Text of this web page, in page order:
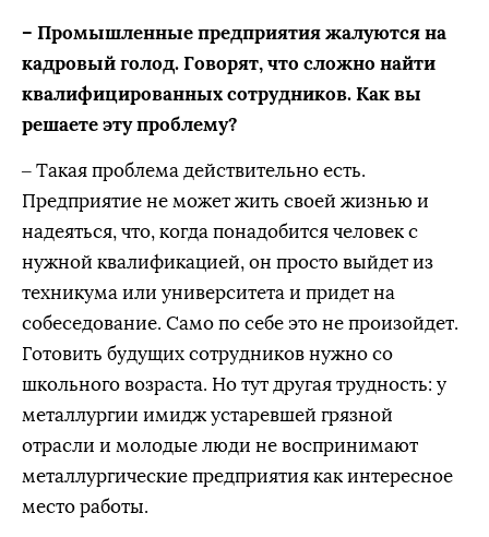
– Промышленные предприятия жалуются на
кадровый голод. Говорят, что сложно найти
квалифицированных сотрудников. Как вы
решаете эту проблему?
– Такая проблема действительно есть.
Предприятие не может жить своей жизнью и
надеяться, что, когда понадобится человек с
нужной квалификацией, он просто выйдет из
техникума или университета и придет на
собеседование. Само по себе это не произойдет.
Готовить будущих сотрудников нужно со
школьного возраста. Но тут другая трудность: у
металлургии имидж устаревшей грязной
отрасли и молодые люди не воспринимают
металлургические предприятия как интересное
место работы.